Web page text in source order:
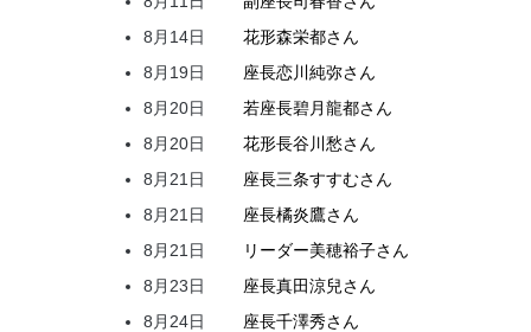
8月14日
花形森栄都さん
8月19日
座長恋川 純弥さん
8月20日
若座長碧月龍都さん
8月20日
花形長谷川 愁さん
8月21日
座長三条すすむさん
8月21日
座長橘炎鷹さん
8月21日
リーダー美穂裕子さん
8月23日
座長真田涼兒さん
8月24日
座長千澤秀さん